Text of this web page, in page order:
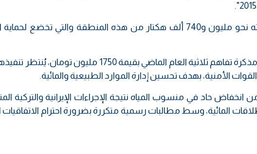
ولفت إلى أن هذه جزء مما مساحته نحو مليون و740 ألف هكتار من هذه المنطقة والتي تخضع
ولفت المسؤول الإيراني إلى توقيع مذكرة تفاهم ثلاثية العام الماضي بقيمة 1750 مليون
القوات الأمنية، بهدف تحسين إدارة الموارد الطبيعية والمائية.
حاد في منسوب المياه نتيجة الإجراءات الإيرانية والتركية
المائية، وسط مطالبات رسمية متكررة بضرورة احترام الاتفاقيات